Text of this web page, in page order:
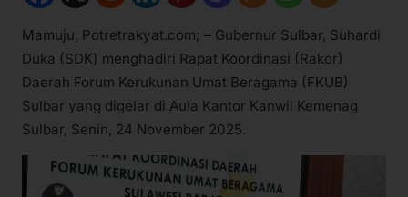
Mamuju, Potretrakyat.com; – Gubernur Sulbar, Suhardi
Duka (SDK) menghadiri Rapat Koordinasi (Rakor)
Daerah Forum Kerukunan Umat Beragama (FKUB)
Sulbar yang digelar di Aula Kantor Kanwil Kemenag
Sulbar, Senin, 24 November 2025.